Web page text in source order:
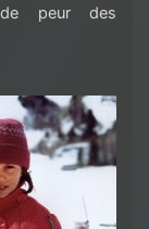
de peur des